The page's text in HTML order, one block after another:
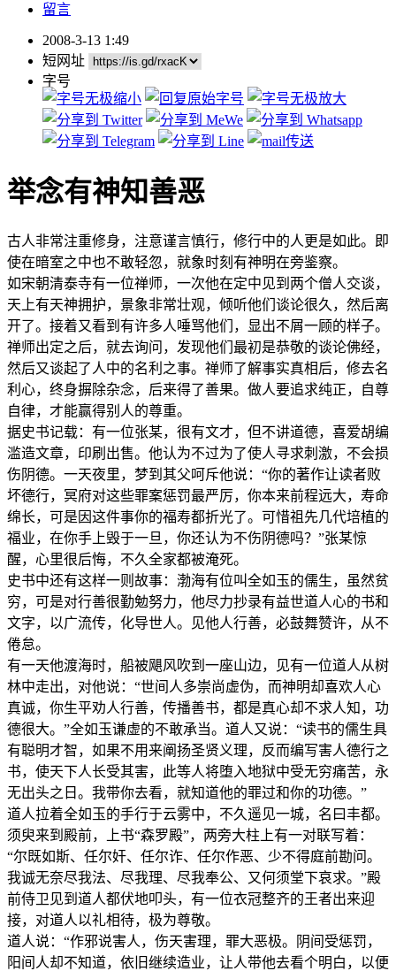
留言
2008-3-13 1:49
短网址
字号
举念有神知善恶
古人非常注重修身，注意谨言慎行，修行中的人更是如此。即
使在暗室之中也不敢轻忽，就象时刻有神明在旁鉴察。
如宋朝清泰寺有一位禅师，一次他在定中见到两个僧人交谈，
天上有天神拥护，景象非常壮观，倾听他们谈论很久，然后离
开了。接着又看到有许多人唾骂他们，显出不屑一顾的样子。
禅师出定之后，就去询问，发现他们最初是恭敬的谈论佛经，
然后又谈起了人中的名利之事。禅师了解事实真相后，修去名
利心，终身摒除杂念，后来得了善果。做人要追求纯正，自尊
自律，才能赢得别人的尊重。
据史书记载：有一位张某，很有文才，但不讲道德，喜爱胡编
滥造文章，印刷出售。他认为不过为了使人寻求刺激，不会损
伤阴德。一天夜里，梦到其父呵斥他说：“你的著作让读者败
坏德行，冥府对这些罪案惩罚最严厉，你本来前程远大，寿命
绵长，可是因这件事你的福寿都折光了。可惜祖先几代培植的
福业，在你手上毁于一旦，你还认为不伤阴德吗？”张某惊
醒，心里很后悔，不久全家都被淹死。
史书中还有这样一则故事：渤海有位叫全如玉的儒生，虽然贫
穷，可是对行善很勤勉努力，他尽力抄录有益世道人心的书和
文字，以广流传，化导世人。见他人行善，必鼓舞赞许，从不
倦怠。
有一天他渡海时，船被飓风吹到一座山边，见有一位道人从树
林中走出，对他说：“世间人多崇尚虚伪，而神明却喜欢人心
真诚，你生平劝人行善，传播善书，都是真心却不求人知，功
德很大。”全如玉谦虚的不敢承当。道人又说：“读书的儒生具
有聪明才智，如果不用来阐扬圣贤义理，反而编写害人德行之
书，使天下人长受其害，此等人将堕入地狱中受无穷痛苦，永
无出头之日。我带你去看，就知道他的罪过和你的功德。”
道人拉着全如玉的手行于云雾中，不久遥见一城，名曰丰都。
须臾来到殿前，上书“森罗殿”，两旁大柱上有一对联写着：
“尔既如斯、任尔奸、任尔诈、任尔作恶、少不得庭前勘问。
我诚无奈尽我法、尽我理、尽我奉公、又何须堂下哀求。”殿
前侍卫见到道人都伏地叩头，有一位衣冠整齐的王者出来迎
接，对道人以礼相待，极为尊敬。
道人说：“作邪说害人，伤天害理，罪大恶极。阴间受惩罚，
阳间人却不知道，依旧继续造业，让人带他去看个明白，以便